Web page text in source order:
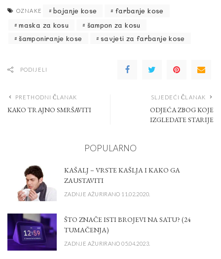
OZNAKE bojanje kose
farbanje kose
maska za kosu
šampon za kosu
šamponiranje kose
savjeti za farbanje kose
PODIJELI
PRETHODNI ČLANAK
KAKO TRAJNO SMRŠAVITI
SLJEDEĆI ČLANAK
ODJEĆA ZBOG KOJE
IZGLEDATE STARIJE
POPULARNO
KAŠALJ – VRSTE KAŠLJA I KAKO GA
ZAUSTAVITI
ZADNJE AŽURIRANO 11.02.2020.
ŠTO ZNAČE ISTI BROJEVI NA SATU? (24
TUMAČENJA)
ZADNJE AŽURIRANO 05.04.2023.